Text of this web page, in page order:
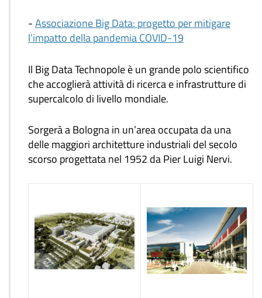
-Associazione Big Data: progetto per mitigare
l’impatto della pandemia COVID-19
Il Big Data Technopole è un grande polo scientifico
che accoglierà attività di ricerca e infrastrutture di
supercalcolo di livello mondiale.
Sorgerà a Bologna in un’area occupata da una
delle maggiori architetture industriali del secolo
scorso progettata nel 1952 da Pier Luigi Nervi.